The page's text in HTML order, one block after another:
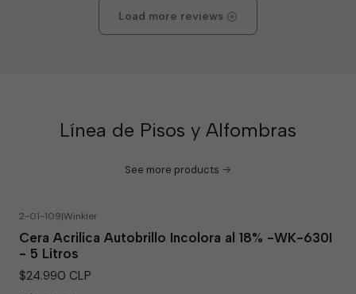
Load more reviews
Línea de Pisos y Alfombras
See more products
2-01-109|Winkler
Cera Acrilica Autobrillo Incolora al 18% -WK-630I
- 5 Litros
$24.990 CLP